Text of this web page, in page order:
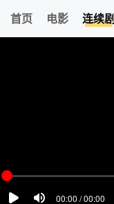
首页 电影 连续剧